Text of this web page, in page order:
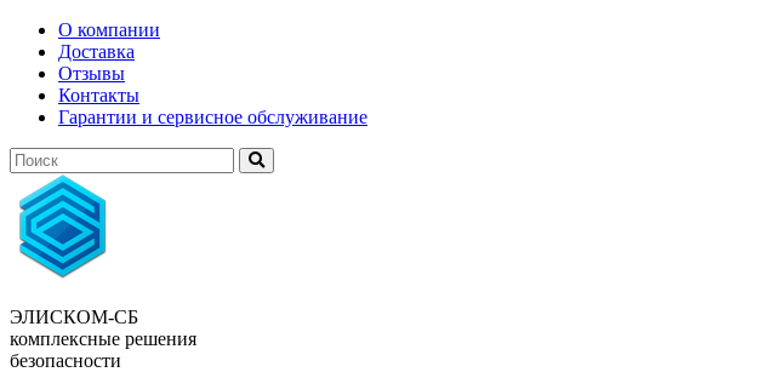
О компании
Доставка
Отзывы
Контакты
Гарантии и сервисное обслуживание
ЭЛИСКОМ-СБ
комплексные решения
безопасности